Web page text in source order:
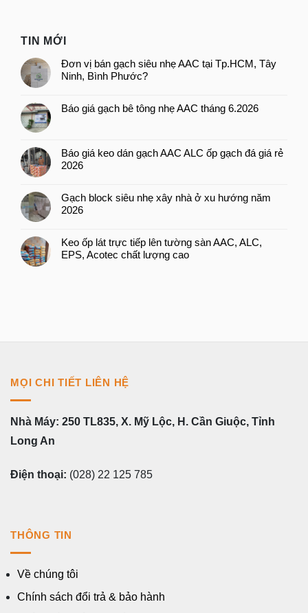
TIN MỚI
Đơn vị bán gạch siêu nhẹ AAC tại Tp.HCM, Tây
Ninh, Bình Phước?
Báo giá gạch bê tông nhẹ AAC tháng 6.2026
Báo giá keo dán gạch AAC ALC ốp gạch đá giá rẻ
2026
Gạch block siêu nhẹ xây nhà ở xu hướng năm
2026
Keo ốp lát trực tiếp lên tường sàn AAC, ALC,
EPS, Acotec chất lượng cao
MỌI CHI TIẾT LIÊN HỆ
Nhà Máy: 250 TL835, X. Mỹ Lộc, H. Cần Giuộc, Tỉnh
Long An
Điện thoại: (028) 22 125 785
THÔNG TIN
Về chúng tôi
Chính sách đổi trả & bảo hành